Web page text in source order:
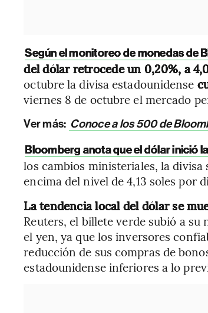
Según el monitoreo de monedas de
del dólar retrocede un 0,20%, a
octubre la divisa estadounidense
viernes 8 de octubre el mercado
Ver más: Conoce a los 500 de
Bloomberg anota que el dólar inició
los cambios ministeriales, la
encima del nivel de 4,13 soles por
La tendencia local del dólar se
Reuters, el billete verde subió a
el yen, ya que los inversores
reducción de sus compras de
estadounidense inferiores a lo